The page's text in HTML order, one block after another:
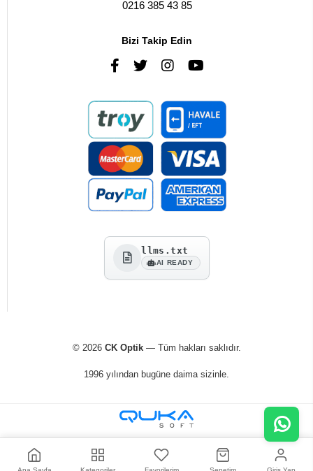
0216 385 43 85
Bizi Takip Edin
llms.txt
AI READY
© 2026 CK Optik— Tüm hakları saklıdır.
1996 yılından bugüne daima sizinle.